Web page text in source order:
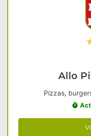
Allo
Pizzas,